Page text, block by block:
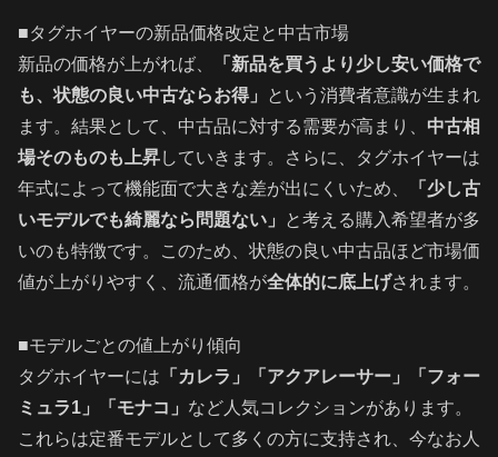
■タグホイヤーの新品価格改定と中古市場
新品の価格が上がれば、
「新品を買うより少し安い価格で
も、状態の良い中古ならお得」
という消費者意識が生まれ
ます。結果として、中古品に対する需要が高まり、 中古相
場そのものも上昇していきます。さらに、タグホイヤーは
年式によって機能面で大きな差が出にくいため、
「少し古
いモデルでも綺麗なら問題ない」
と考える購入希望者が多
いのも特徴です。このため、状態の良い中古品ほど市場価
値が上がりやすく、流通価格が全体的に底上げされます。
■モデルごとの値上がり傾向
タグホイヤーには 「カレラ」「アクアレーサー」「フォー
ミュラ1」「モナコ」 など人気コレクションがあります。
これらは定番モデルとして多くの方に支持され、今なお人